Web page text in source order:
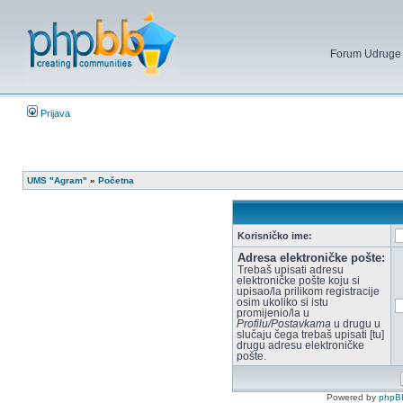
Forum
Prijava
UMS "Agram" » Početna
Korisničko ime:
Adresa elektroničke pošte:
Trebaš upisati adresu
elektroničke pošte koju si
upisao/la prilikom registracije
osim ukoliko si istu
promijenio/la u
Profilu/Postavkama u drugu u
slučaju čega trebaš upisati [tu]
drugu adresu elektroničke
pošte.
Powered by